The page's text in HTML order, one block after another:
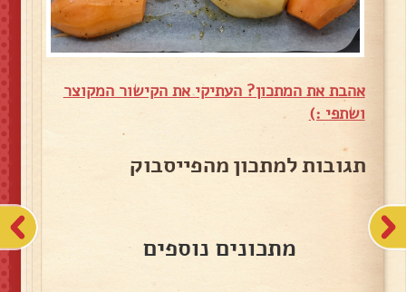
אהבת את המתכון? העתיקי את הקישור המקוצר
ושתפי :)
תגובות למתכון מהפייסבוק
מתכונים נוספים